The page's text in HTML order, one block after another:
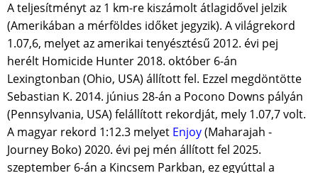
A teljesítményt az 1 km-re kiszámolt átlagidővel jelzik
(Amerikában a mérföldes időket jegyzik). A világrekord
1.07,6, melyet az amerikai tenyésztésű 2012. évi pej
herélt Homicide Hunter 2018. október 6-án
Lexingtonban (Ohio, USA) állított fel. Ezzel megdöntötte
Sebastian K. 2014. június 28-án a Pocono Downs pályán
(Pennsylvania, USA) felállított rekordját, mely 1.07,7 volt.
A magyar rekord 1:12.3 melyet Enjoy(Maharajah -
Journey Boko) 2020. évi pej mén állított fel 2025.
szeptember 6-án a Kincsem Parkban, ez egyúttal a